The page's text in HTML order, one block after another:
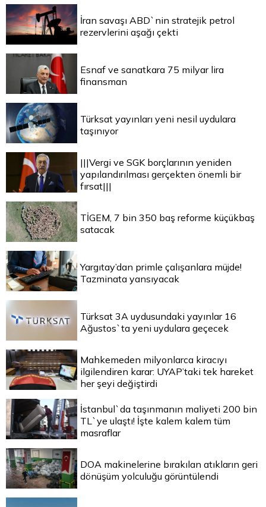
İran savaşı ABD`nin stratejik petrol
rezervlerini aşağı çekti
Esnaf ve sanatkara 75 milyar lira
finansman
Türksat yayınları yeni nesil uydulara
taşınıyor
|||Vergi ve SGK borçlarının yeniden
yapılandırılması gerçekten önemli bir
fırsat|||
TİGEM, 7 bin 350 baş reforme küçükbaş
satacak
Yargıtay’dan primle çalışanlara müjde!
Tazminata yansıyacak
Türksat 3A uydusundaki yayınlar 16
Ağustos`ta yeni uydulara geçecek
Mahkemeden milyonlarca kiracıyı
ilgilendiren karar: UYAP’taki tek hareket
her şeyi değiştirdi
İstanbul`da taşınmanın maliyeti 200 bin
TL`ye ulaştı! İşte kalem kalem tüm
masraflar
DOA makinelerine bırakılan atıkların geri
dönüşüm yolculuğu görüntülendi